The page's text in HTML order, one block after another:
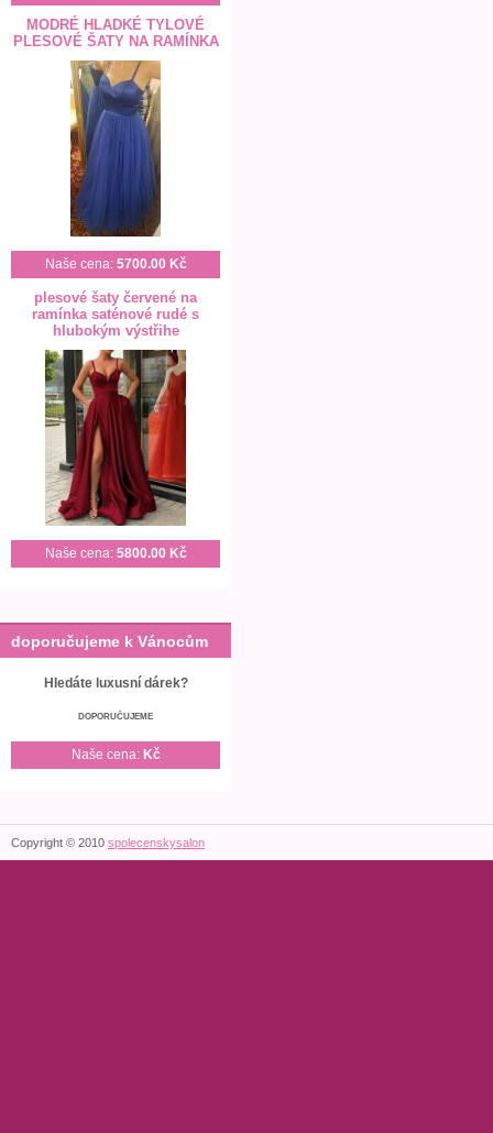
MODRÉ HLADKÉ TYLOVÉ
PLESOVÉ ŠATY NA RAMÍNKA
Naše cena: 5700.00 Kč
plesové šaty červené na
ramínka saténové rudé s
hlubokým výstřihe
Naše cena: 5800.00 Kč
doporučujeme k Vánocům
Hledáte luxusní dárek?
DOPORUČUJEME
Naše cena: Kč
Copyright © 2010 spolecenskysalon